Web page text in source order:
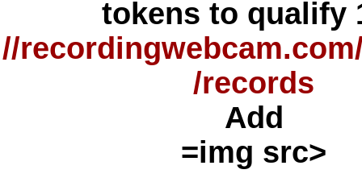
https://